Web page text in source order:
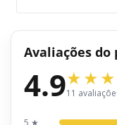
Avaliações do
4.911
5 ★